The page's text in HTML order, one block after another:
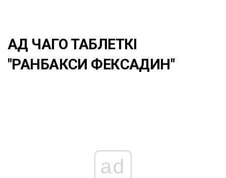
АД ЧАГО ТАБЛЕТКІ
"РАНБАКСИ ФЕКСАДИН"
ad